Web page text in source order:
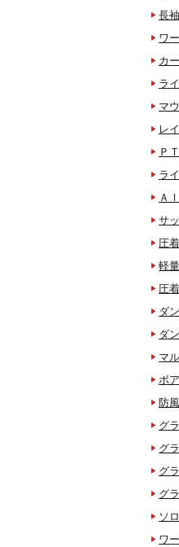
長
ワ
カ
ラ
マ
レ
Ｐ
ラ
Ａ
サ
圧
軽
圧
ダ
ダ
マ
ボ
防
グ
グ
グ
グ
ソ
ワ